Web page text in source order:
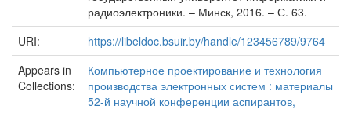
радиоэлектроники. – Минск, 2016. – С. 63.
URI:
https://libeldoc.bsuir.by/handle/123456789/9764
Appears in
Collections:
Компьютерное проектирование и технология
производства электронных систем : материалы
52-й научной конференции аспирантов,